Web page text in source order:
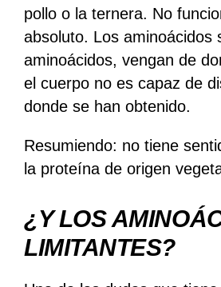
pollo o la ternera. No
absoluto. Los aminoácidos
aminoácidos, vengan de
el cuerpo no es capaz de
donde se han obtenido.
Resumiendo: no tiene
la proteína de origen
¿Y LOS
LIMITANTES?